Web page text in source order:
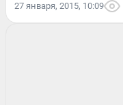
27 января, 2015, 10:09